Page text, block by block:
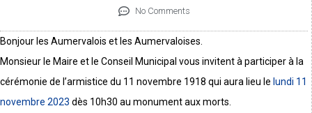
No Comments
Bonjour les Aumervalois et les Aumervaloises.
Monsieur le Maire et le Conseil Municipal vous invitent à participer à la
cérémonie de l’armistice du 11 novembre 1918 qui aura lieu le lundi 11
novembre 2023 dès 10h30 au monument aux morts.